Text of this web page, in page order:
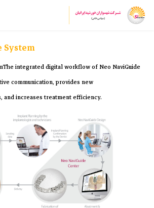
System
integrated digital workflow of Neo NaviGuide
communication, provides new
and increases treatment efficiency.